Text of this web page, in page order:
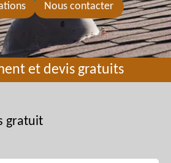
Nous contacter
et devis gratuits
gratuit